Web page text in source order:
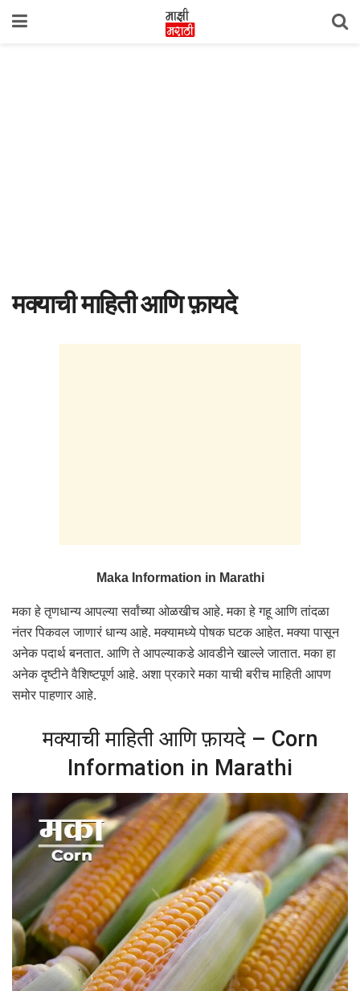
मक्याची माहिती आणि फ़ायदे
Maka Information in Marathi
मका हे तृणधान्य आपल्या सर्वांच्या ओळखीच आहे. मका हे गहू आणि तांदळा
नंतर पिकवल जाणारं धान्य आहे. मक्यामध्ये पोषक घटक आहेत. मक्या पासून
अनेक पदार्थ बनतात. आणि ते आपल्याकडे आवडीने खाल्ले जातात. मका हा
अनेक दृष्टीने वैशिष्टपूर्ण आहे. अशा प्रकारे मका याची बरीच माहिती आपण
समोर पाहणार आहे.
मक्याची माहिती आणि फ़ायदे – Corn
Information in Marathi